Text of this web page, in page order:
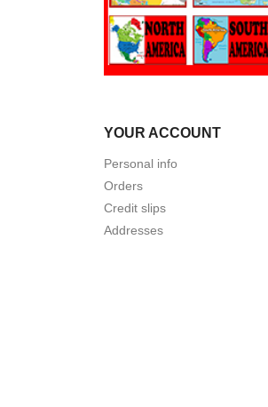
YOUR ACCOUNT
Personal info
Orders
Credit slips
Addresses